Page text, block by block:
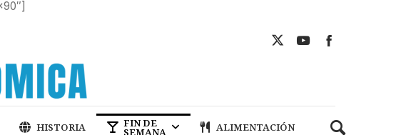
HISTORIA FIN DE
SEMANA ALIMENTACIÓN